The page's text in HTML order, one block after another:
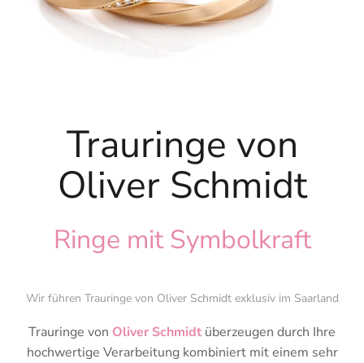
Trauringe von
Oliver Schmidt
Ringe mit Symbolkraft
Wir führen Trauringe von Oliver Schmidt exklusiv im Saarland
Trauringe von Oliver Schmidt überzeugen durch Ihre
hochwertige Verarbeitung kombiniert mit einem sehr